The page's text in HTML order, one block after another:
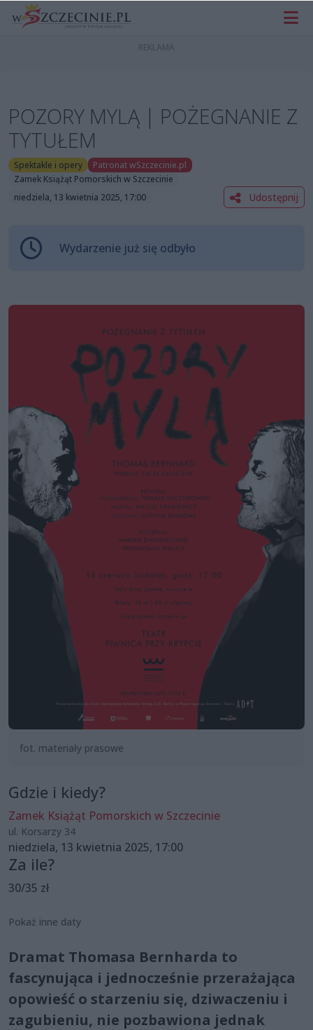
POZORY MYLĄ | POŻEGNANIE Z
TYTUŁEM
Spektakle i opery
Patronat wSzczecinie.pl
Zamek Książąt Pomorskich w Szczecinie
niedziela, 13 kwietnia 2025, 17:00
Udostępnij
Wydarzenie już się odbyło
fot. materiały prasowe
Gdzie i kiedy?
Zamek Książąt Pomorskich w Szczecinie
ul. Korsarzy 34
niedziela, 13 kwietnia 2025, 17:00
Za ile?
30/35 zł
Pokaż inne daty
Dramat Thomasa Bernharda to
fascynująca i jednocześnie przerażająca
opowieść o starzeniu się, dziwaczeniu i
zagubieniu, nie pozbawiona jednak